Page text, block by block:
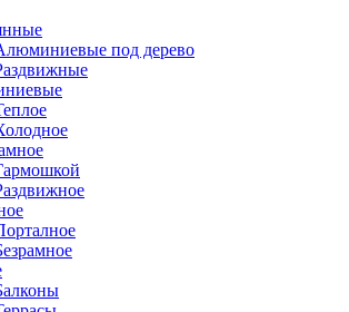
под дерево